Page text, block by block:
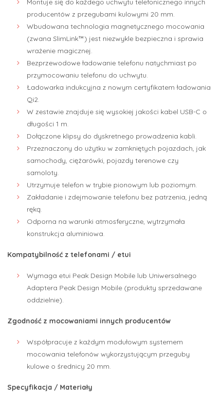
Montuje się do każdego uchwytu telefonicznego innych
producentów z przegubami kulowymi 20 mm.
Wbudowana technologia magnetycznego mocowania
(zwana SlimLink™) jest niezwykle bezpieczna i sprawia
wrażenie magicznej.
Bezprzewodowe ładowanie telefonu natychmiast po
przymocowaniu telefonu do uchwytu.
Ładowarka indukcyjna z nowym certyfikatem ładowania
Qi2.
W zestawie znajduje się wysokiej jakości kabel USB-C o
długości 1 m.
Dołączone klipsy do dyskretnego prowadzenia kabli.
Przeznaczony do użytku w zamkniętych pojazdach, jak
samochody, ciężarówki, pojazdy terenowe czy
samoloty.
Utrzymuje telefon w trybie pionowym lub poziomym.
Zakładanie i zdejmowanie telefonu bez patrzenia, jedną
ręką.
Odporna na warunki atmosferyczne, wytrzymała
konstrukcja aluminiowa.
Kompatybilność z telefonami / etui
Wymaga etui Peak Design Mobile lub Uniwersalnego
Adaptera Peak Design Mobile (produkty sprzedawane
oddzielnie).
Zgodność z mocowaniami innych producentów
Współpracuje z każdym modułowym systemem
mocowania telefonów wykorzystującym przeguby
kulowe o średnicy 20 mm.
Specyfikacja / Materiały